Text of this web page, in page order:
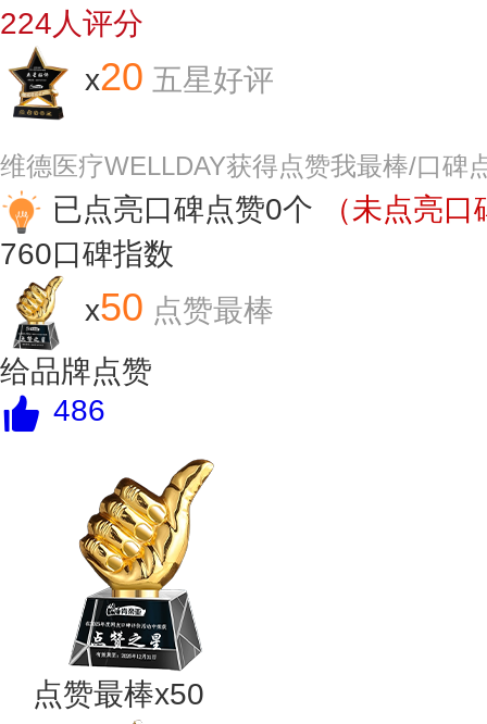
224人评分
x20 五星好评
维德医疗WELLDAY获得点赞我最棒/口碑
已点亮口碑点赞0个
（未点亮
760口碑指数
x50 点赞最棒
给品牌点赞
486
点赞最棒x50